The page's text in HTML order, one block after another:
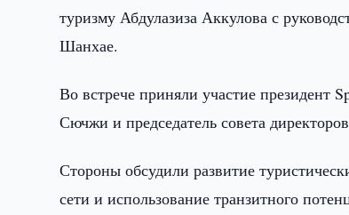
туризму Абдулазиза Аккулова с
Шанхае.
Во встрече приняли участие
Сючжи и председатель совета
Стороны обсудили развитие
сети и использование транзитного